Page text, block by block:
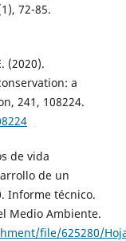
72-85.
(2020).
a
241, 108224.
de vida
de un
Informe técnico.
Medio Ambiente.
file/625280/